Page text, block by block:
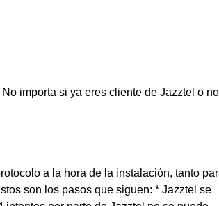
importa si ya eres cliente de Jazztel o
a la hora de la instalación, tanto
son los pasos que siguen: * Jazztel se